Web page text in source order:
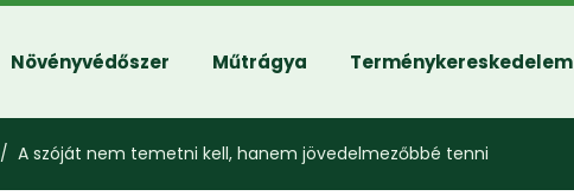
Növényvédőszer Műtrágya Terménykereskedelem
/ A szóját nem temetni kell, hanem jövedelmezőbbé tenni